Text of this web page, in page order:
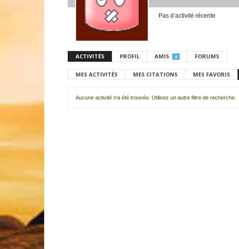
Pas d’activité récente
ACTIVITÉS PROFIL AMIS 0 FORUMS
MES ACTIVITÉS MES CITATIONS MES FAVORIS
Aucune activité n'a été trouvée. Utilisez un autre filtre de recherche.